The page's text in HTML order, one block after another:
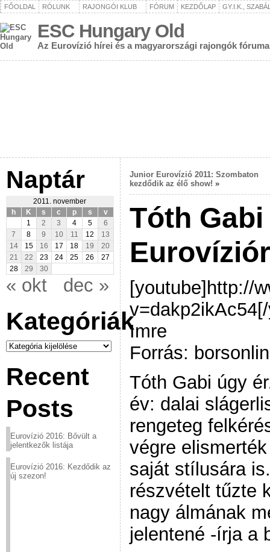
FŐOLDAL RÓLUNK RAJONGÓI KLUB FÓRUM KEZDŐLAP GY.I.K.,
ESC Hungary Old
Az Eurovízió hírei és a magyarországi rajongók fóruma
Naptár
2011. november
h
K s c p s
v
1
2 3 4 5
6
7
8 9 10 11 12
13
14
15 16 17 18 19
20
21
22 23 24 25 26
27
28
29 30
« okt dec »
Kategóriák
Kategóriák
Recent
Posts
Eurovízió 2016: Bővült a
jelentkezők listája
Eurovízió 2016: Kezdődik az
új szezon!
Junior Eurovízió 2011: Szombaton
kezdődik az élő show! »
Tóth
[youtube]http://
Imre
Forrás:
Tóth Gabi úgy
év: dalai
rengeteg
végre
saját stílusára
részvételt tűzte
nagy álmának
jelentené -írja a